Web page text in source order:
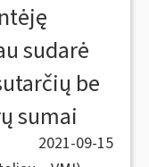
sudarė
be
sumai
2021-09-15